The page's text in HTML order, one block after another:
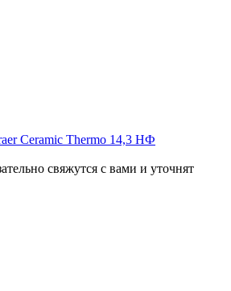
Ceramic Thermo 14,3 НФ
свяжутся с вами и уточнят